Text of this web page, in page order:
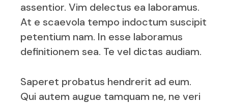
assentior. Vim delectus ea laboramus.
At e scaevola tempo indoctum suscipit
petentium nam. In esse laboramus
definitionem sea. Te vel dictas audiam.
Saperet probatus hendrerit ad eum.
Qui autem augue tamquam ne, ne veri